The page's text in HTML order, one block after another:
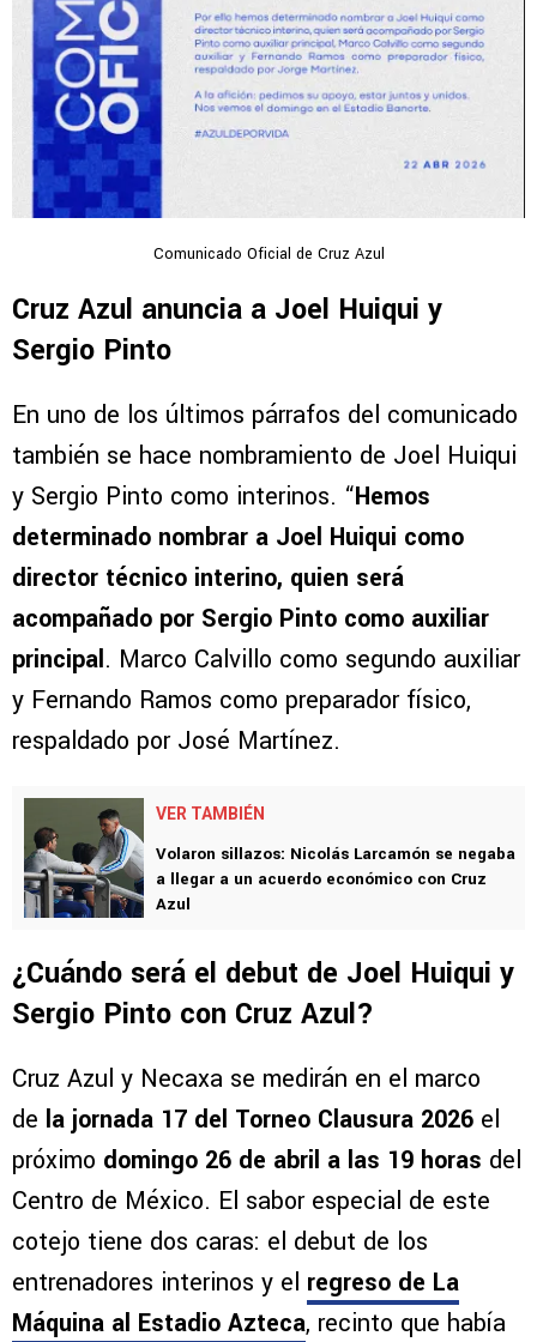
Comunicado Oficial de Cruz Azul
Cruz Azul anuncia a Joel Huiqui y
Sergio Pinto
En uno de los últimos párrafos del comunicado
también se hace nombramiento de Joel Huiqui
y Sergio Pinto como interinos. “Hemos
determinado nombrar a Joel Huiqui como
director técnico interino, quien será
acompañado por Sergio Pinto como auxiliar
principal. Marco Calvillo como segundo auxiliar
y Fernando Ramos como preparador físico,
respaldado por José Martínez.
VER TAMBIÉN
Volaron sillazos: Nicolás Larcamón se negaba
a llegar a un acuerdo económico con Cruz
Azul
¿Cuándo será el debut de Joel Huiqui y
Sergio Pinto con Cruz Azul?
Cruz Azul y Necaxa se medirán en el marco
de la jornada 17 del Torneo Clausura 2026 el
próximo domingo 26 de abril a las 19 horas del
Centro de México. El sabor especial de este
cotejo tiene dos caras: el debut de los
entrenadores interinos y el regreso de La
Máquina al Estadio Azteca, recinto que había